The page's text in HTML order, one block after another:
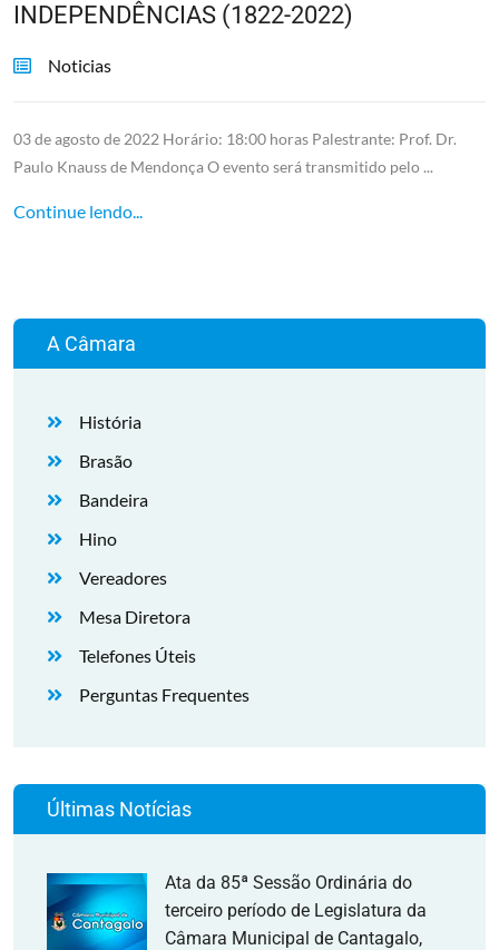
INDEPENDÊNCIAS (1822-2022)
Noticias
03 de agosto de 2022 Horário: 18:00 horas Palestrante: Prof. Dr.
Paulo Knauss de Mendonça O evento será transmitido pelo ...
Continue lendo...
A Câmara
História
Brasão
Bandeira
Hino
Vereadores
Mesa Diretora
Telefones Úteis
Perguntas Frequentes
Últimas Notícias
Ata da 85ª Sessão Ordinária do
terceiro período de Legislatura da
Câmara Municipal de Cantagalo,